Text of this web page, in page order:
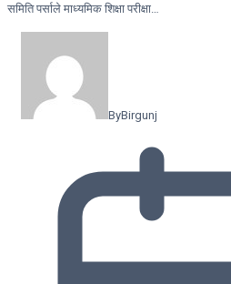
समिति पर्साले माध्यमिक शिक्षा परीक्षा…
ByBirgunj